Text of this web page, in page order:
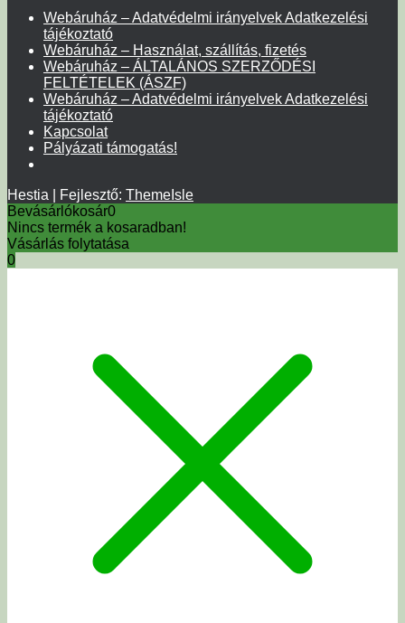
Webáruház – Adatvédelmi irányelvek Adatkezelési
tájékoztató
Webáruház – Használat, szállítás, fizetés
Webáruház – ÁLTALÁNOS SZERZŐDÉSI
FELTÉTELEK (ÁSZF)
Webáruház – Adatvédelmi irányelvek Adatkezelési
tájékoztató
Kapcsolat
Pályázati támogatás!
Hestia | Fejlesztő: ThemeIsle
Bevásárlókosár0
Nincs termék a kosaradban!
Vásárlás folytatása
0